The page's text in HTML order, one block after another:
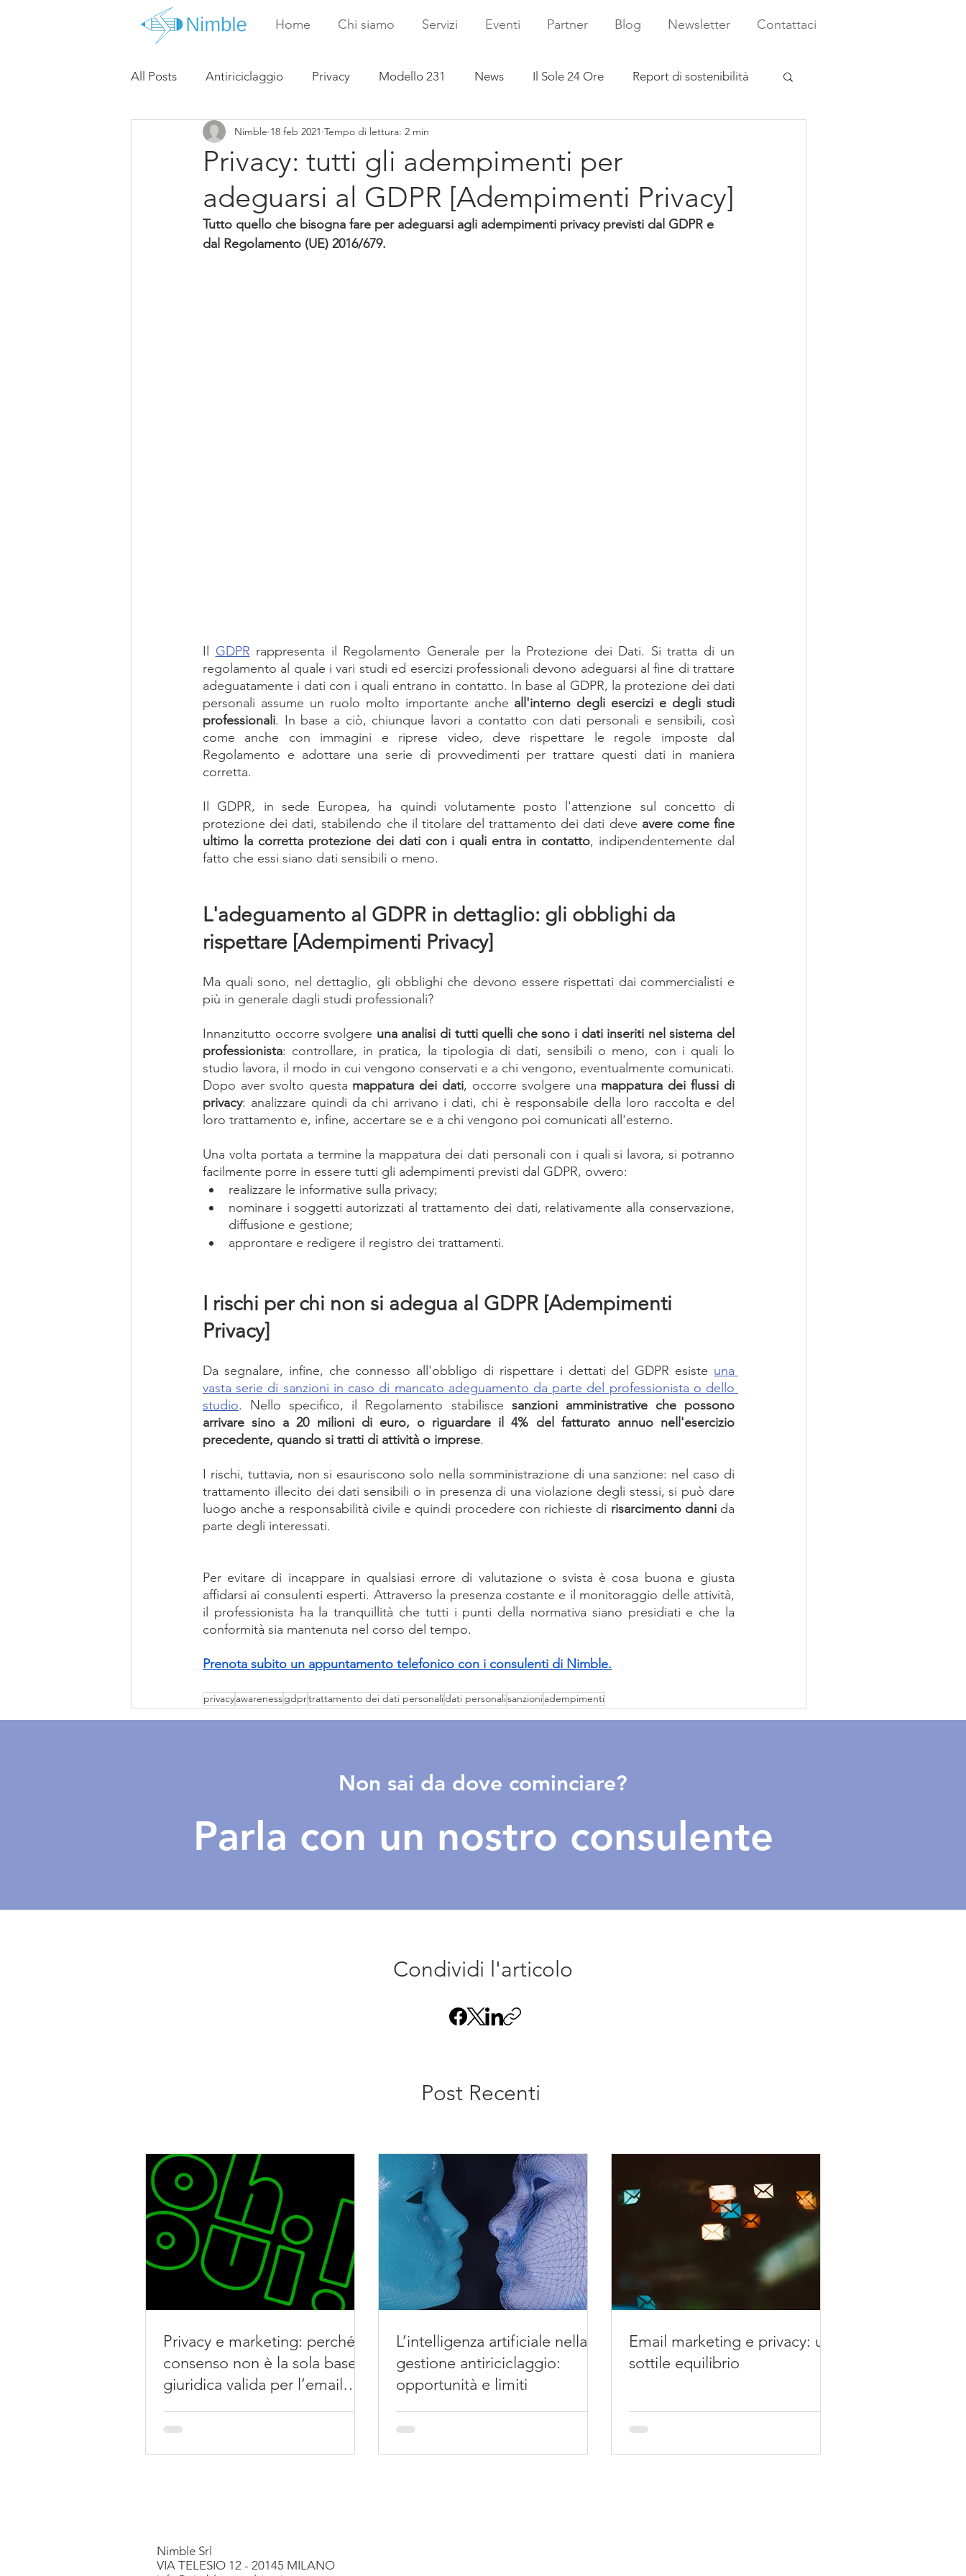
Home Chi siamo Servizi Eventi Partner Blog Newsletter Contattaci
All Posts Antiriciclaggio Privacy Modello 231 News Il Sole 24 Ore Report di sostenibilità
Privacy: tutti gli adempimenti per
adeguarsi al GDPR [Adempimenti Privacy]
Nimble 18 feb 2021 Tempo di lettura: 2 min
Tutto quello che bisogna fare per adeguarsi agli adempimenti privacy previsti dal GDPR e
dal Regolamento (UE) 2016/679.
Il GDPR rappresenta il Regolamento Generale per la Protezione dei Dati. Si tratta di un
regolamento al quale i vari studi ed esercizi professionali devono adeguarsi al fine di trattare
adeguatamente i dati con i quali entrano in contatto. In base al GDPR, la protezione dei dati
personali assume un ruolo molto importante anche all'interno degli esercizi e degli studi
professionali. In base a ciò, chiunque lavori a contatto con dati personali e sensibili, così
come anche con immagini e riprese video, deve rispettare le regole imposte dal
Regolamento e adottare una serie di provvedimenti per trattare questi dati in maniera
corretta.
Il GDPR, in sede Europea, ha quindi volutamente posto l'attenzione sul concetto di
protezione dei dati, stabilendo che il titolare del trattamento dei dati deve avere come fine
ultimo la corretta protezione dei dati con i quali entra in contatto, indipendentemente dal
fatto che essi siano dati sensibili o meno.
L'adeguamento al GDPR in dettaglio: gli obblighi da
rispettare [Adempimenti Privacy]
Ma quali sono, nel dettaglio, gli obblighi che devono essere rispettati dai commercialisti e
più in generale dagli studi professionali?
Innanzitutto occorre svolgere una analisi di tutti quelli che sono i dati inseriti nel sistema del
professionista: controllare, in pratica, la tipologia di dati, sensibili o meno, con i quali lo
studio lavora, il modo in cui vengono conservati e a chi vengono, eventualmente comunicati.
Dopo aver svolto questa mappatura dei dati, occorre svolgere una mappatura dei flussi di
privacy: analizzare quindi da chi arrivano i dati, chi è responsabile della loro raccolta e del
loro trattamento e, infine, accertare se e a chi vengono poi comunicati all'esterno.
Una volta portata a termine la mappatura dei dati personali con i quali si lavora, si potranno
facilmente porre in essere tutti gli adempimenti previsti dal GDPR, ovvero:
realizzare le informative sulla privacy;
nominare i soggetti autorizzati al trattamento dei dati, relativamente alla conservazione,
diffusione e gestione;
approntare e redigere il registro dei trattamenti.
I rischi per chi non si adegua al GDPR [Adempimenti
Privacy]
Da segnalare, infine, che connesso all'obbligo di rispettare i dettati del GDPR esiste una
vasta serie di sanzioni in caso di mancato adeguamento da parte del professionista o dello
studio. Nello specifico, il Regolamento stabilisce sanzioni amministrative che possono
arrivare sino a 20 milioni di euro, o riguardare il 4% del fatturato annuo nell'esercizio
precedente, quando si tratti di attività o imprese.
I rischi, tuttavia, non si esauriscono solo nella somministrazione di una sanzione: nel caso di
trattamento illecito dei dati sensibili o in presenza di una violazione degli stessi, si può dare
luogo anche a responsabilità civile e quindi procedere con richieste di risarcimento danni da
parte degli interessati.
Per evitare di incappare in qualsiasi errore di valutazione o svista è cosa buona e giusta
affidarsi ai consulenti esperti. Attraverso la presenza costante e il monitoraggio delle attività,
il professionista ha la tranquillità che tutti i punti della normativa siano presidiati e che la
conformità sia mantenuta nel corso del tempo.
Prenota subito un appuntamento telefonico con i consulenti di Nimble.
privacyawarenessgdprtrattamento dei dati personalidati personalisanzioniadempimenti
Non sai da dove cominciare?
Parla con un nostro consulente
Condividi l'articolo
Post Recenti
Privacy e marketing: perché il
consenso non è la sola base
giuridica valida per l’email
L’intelligenza artificiale nella
gestione antiriciclaggio:
opportunità e limiti
Email marketing e privacy: un
sottile equilibrio
Nimble Srl
VIA TELESIO 12 - 20145 MILANO